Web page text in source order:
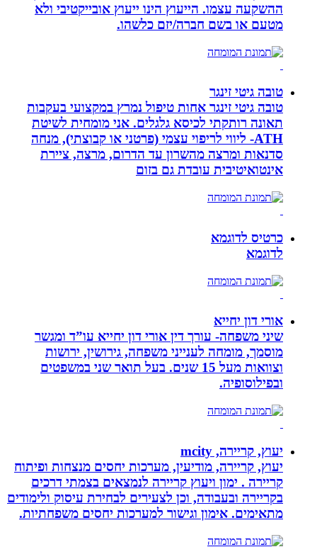
ההשקעה עצמו. הייעוץ הינו ייעוץ אובייקטיבי ולא
מטעם או בשם חברה/יזם כלשהו.
טובה גיטי זינגר
טובה גיטי זינגר אחות טיפול נמרץ במקצועי בעקבות
תאונה רותקתי לכיסא גלגלים. אני מומחית לשיטת
ATH- ליווי לריפוי עצמי (פרטני או קבוצתי), מנחה
סדנאות ומרצה מהשרון עד הדרום, מרצה, ציירת
אינטואיטיבית עובדת גם בזום
כרטיס לדוגמא
לדוגמא
אורי דון יחייא
שיני משפחה- עורך דין אורי דון יחייא עו”ד ומגשר
מוסמך, מומחה לענייני משפחה, גירושין, ירושות
וצוואות מעל 15 שנים. בעל תואר שני במשפטים
ובפילוסופיה.
יעוץ, קריירה, mcity
יעוץ, קריירה, מודיעין, מערכות יחסים מנצחות ופיתוח
קריירה . ימון ויעוץ קריירה לנמצאים בצמתי דרכים
בקריירה ובעבודה, וכן לצעירים לבחירת עיסוק ולימודים
מתאימים. אימון וגישור למערכות יחסים משפחתיות.